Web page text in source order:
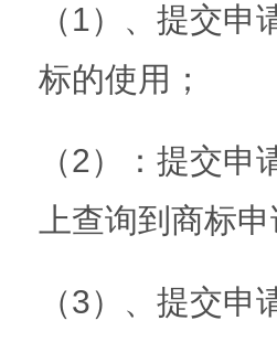
（1）、提交
标的使用；
（2）：提交
上查询到商标
（3）、提交